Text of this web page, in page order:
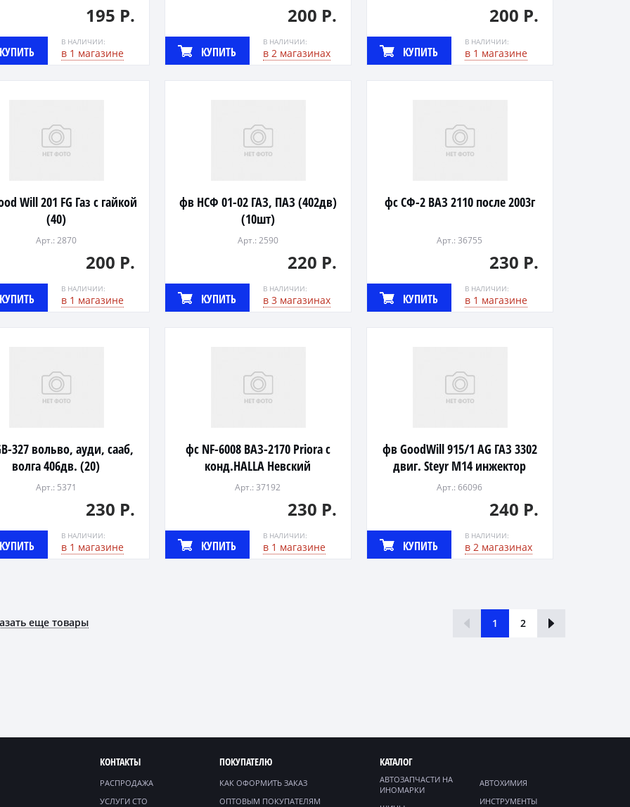
195 Р.
КУПИТЬ
В НАЛИЧИИ:
в 1 магазине
200 Р.
КУПИТЬ
В НАЛИЧИИ:
в 2 магазинах
200 Р.
КУПИТЬ
В НАЛИЧИИ:
в 1 магазине
Will 201 FG Газ с гайкой
(40)
Арт.: 2870
200 Р.
КУПИТЬ
В НАЛИЧИИ:
в 1 магазине
фв НСФ 01-02 ГАЗ, ПАЗ (402дв)
(10шт)
Арт.: 2590
220 Р.
КУПИТЬ
В НАЛИЧИИ:
в 3 магазинах
фс СФ-2 ВАЗ 2110 после 2003г
Арт.: 36755
230 Р.
КУПИТЬ
В НАЛИЧИИ:
в 1 магазине
327 вольво, ауди, сааб,
волга 406дв. (20)
Арт.: 5371
230 Р.
КУПИТЬ
В НАЛИЧИИ:
в 1 магазине
фс NF-6008 ВАЗ-2170 Priora с
конд.HALLA Невский
Арт.: 37192
230 Р.
КУПИТЬ
В НАЛИЧИИ:
в 1 магазине
фв GoodWill 915/1 AG ГАЗ 3302
двиг. Steyr M14 инжектор
Арт.: 66096
240 Р.
КУПИТЬ
В НАЛИЧИИ:
в 2 магазинах
еще товары 1 2
КОНТАКТЫ
РАСПРОДАЖА
УСЛУГИ СТО
ПОКУПАТЕЛЮ
КАК ОФОРМИТЬ ЗАКАЗ
ОПТОВЫМ ПОКУПАТЕЛЯМ
КАТАЛОГ
АВТОЗАПЧАСТИ НА
ИНОМАРКИ
АВТОХИМИЯ
ИНСТРУМЕНТЫ